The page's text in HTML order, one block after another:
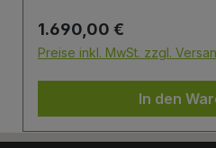
Die Tür wird immer mit
ausgestattet. Das heißt,
Ihrer Haustüre haben
dem selben Schlüssel
Briefkasten:Optional
Regulärer Preis:
1.690,00 €
Preise inkl. MwSt. zzgl.
In den